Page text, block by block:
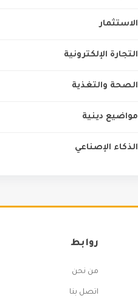
الاستثمار
التجارة الإلكترونية
الصحة والتغذية
مواضيع دينية
الذكاء الإصناعي
روابط
من نحن
اتصل بنا